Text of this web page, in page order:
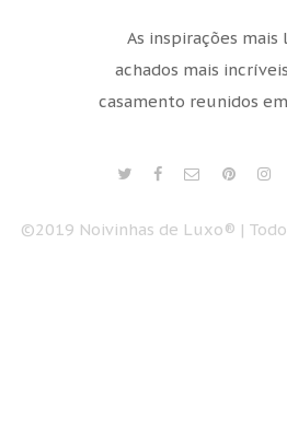
As inspirações mais
achados mais
casamento reunidos
©2019 Noivinhas de Luxo® |